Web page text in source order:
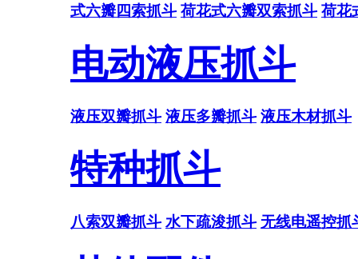
式六瓣四索抓斗 荷花式六瓣双索抓斗 荷花
电动液压抓斗
液压双瓣抓斗 液压多瓣抓斗 液压木材抓斗
特种抓斗
八索双瓣抓斗 水下疏浚抓斗 无线电遥控抓